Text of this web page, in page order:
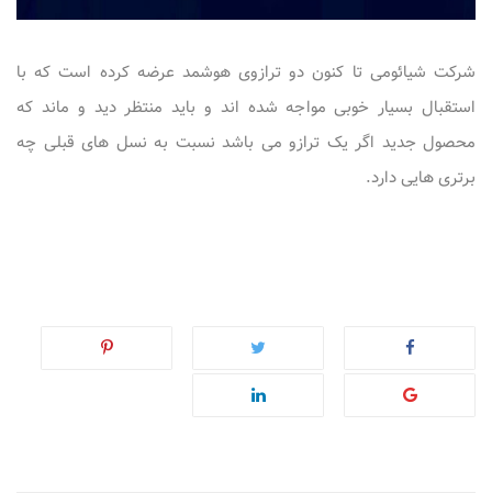
شرکت شیائومی تا کنون دو ترازوی هوشمد عرضه کرده است که با
استقبال بسیار خوبی مواجه شده اند و باید منتظر دید و ماند که
محصول جدید اگر یک ترازو می باشد نسبت به نسل های قبلی چه
برتری هایی دارد.